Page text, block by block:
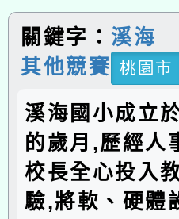
關鍵字： 溪海
其他競賽 桃園市
溪海國小成立
的歲月,歷經人
校長全心投入
驗,將軟、硬體